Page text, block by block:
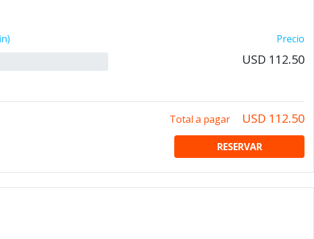
Precio
USD 112.50
Total a pagar USD 112.50
RESERVAR